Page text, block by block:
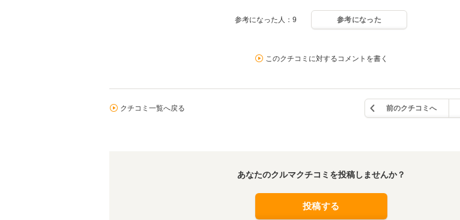
参考になった人：9 参考になった
このクチコミに対するコメントを書く
クチコミ一覧へ戻る 前のクチコミへ
あなたのクルマクチコミを投稿しませんか？
投稿する